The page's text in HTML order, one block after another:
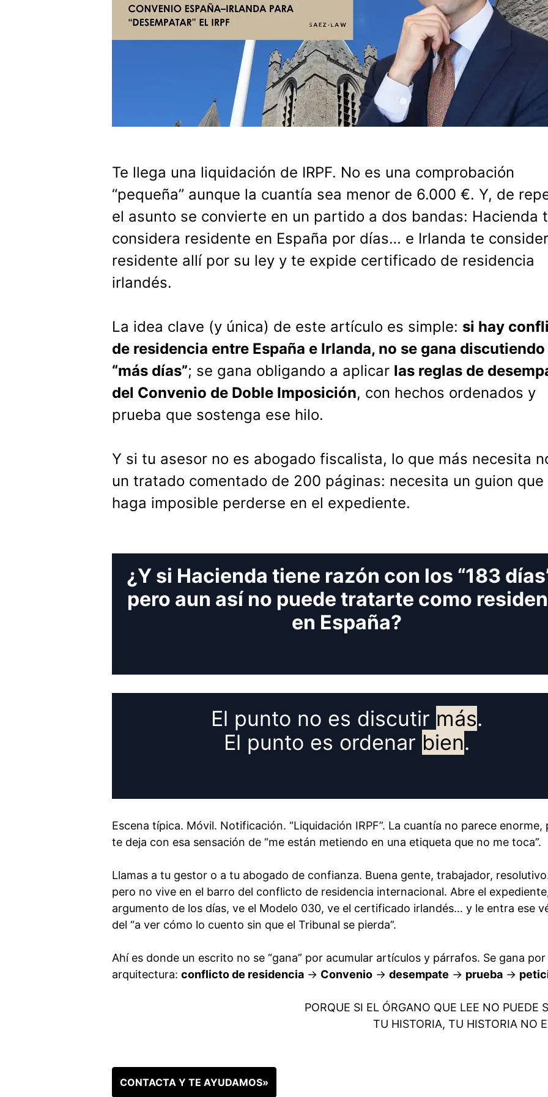
Te llega una liquidación de IRPF. No es una comprobación
“pequeña” aunque la cuantía sea menor de 6.000 €. Y, de
el asunto se convierte en un partido a dos bandas: Hacienda
considera residente en España por días… e Irlanda te
residente allí por su ley y te expide certificado de residencia
irlandés.
La idea clave (y única) de este artículo es simple: si hay
de residencia entre España e Irlanda, no se gana discutiendo
“más días”; se gana obligando a aplicar las reglas de
del Convenio de Doble Imposición, con hechos ordenados y
prueba que sostenga ese hilo.
Y si tu asesor no es abogado fiscalista, lo que más necesita
un tratado comentado de 200 páginas: necesita un guion que
haga imposible perderse en el expediente.
¿Y si Hacienda tiene razón con los “183
pero aun así no puede tratarte como
en España?
El punto no es discutir más.
El punto es ordenar bien.
Escena típica. Móvil. Notificación. “Liquidación IRPF”. La cuantía no parece enorme,
te deja con esa sensación de “me están metiendo en una etiqueta que no me toca”.
Llamas a tu gestor o a tu abogado de confianza. Buena gente, trabajador,
pero no vive en el barro del conflicto de residencia internacional. Abre el
argumento de los días, ve el Modelo 030, ve el certificado irlandés… y le entra ese
del “a ver cómo lo cuento sin que el Tribunal se pierda”.
Ahí es donde un escrito no se “gana” por acumular artículos y párrafos. Se gana por
arquitectura: conflicto de residencia → Convenio → desempate → prueba →
PORQUE SI EL ÓRGANO QUE LEE NO PUEDE
TU HISTORIA, TU HISTORIA NO
CONTACTA Y TE AYUDAMOS»